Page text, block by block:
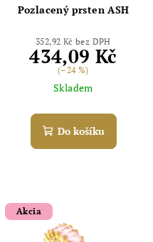
Pozlacený prsten ASH
352,92 Kč bez DPH
434,09 Kč
(–24 %)
Skladem
Do košíku
Akcia